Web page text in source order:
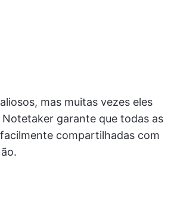
mas muitas vezes eles
garante que todas as
compartilhadas com